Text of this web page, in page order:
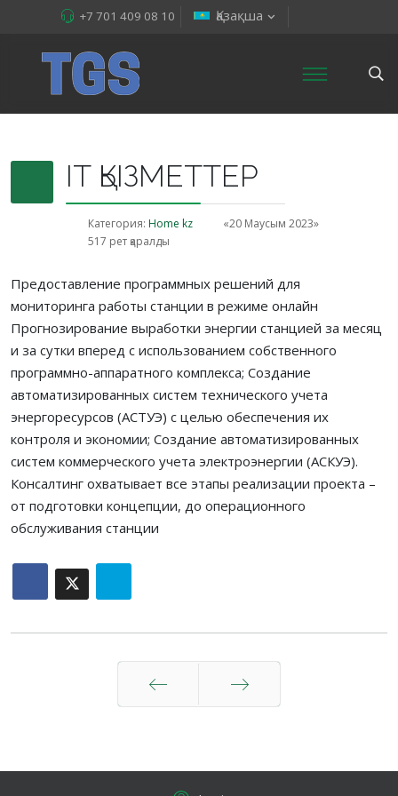
Қазақша
+7 701 409 08 10
IT ҚЫЗМЕТТЕР
Категория: Home kz
«20 Маусым 2023»
517 рет қаралды
Предоставление программных решений для
мониторинга работы станции в режиме онлайн
Прогнозирование выработки энергии станцией за месяц
и за сутки вперед с использованием собственного
программно-аппаратного комплекса; Создание
автоматизированных систем технического учета
энергоресурсов (АСТУЭ) с целью обеспечения их
контроля и экономии; Создание автоматизированных
систем коммерческого учета электроэнергии (АСКУЭ).
Консалтинг охватывает все этапы реализации проекта –
от подготовки концепции, до операционного
обслуживания станции